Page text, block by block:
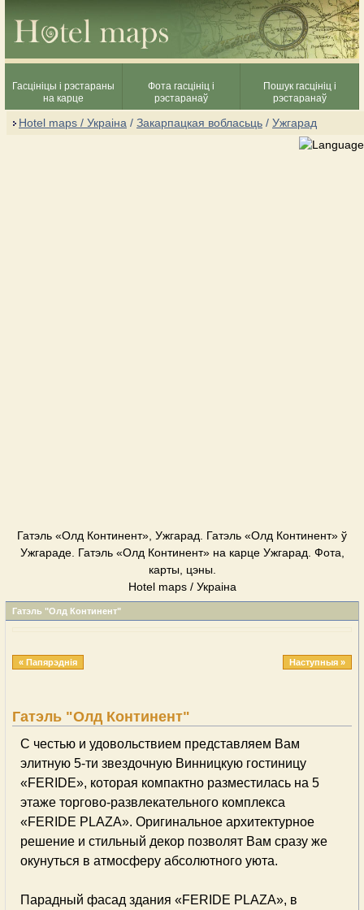
Гасцініцы і рэстараны
на карце
Фота гасцініц і
рэстаранаў
Пошук гасцініц і
рэстаранаў
Hotel maps / Украіна / Закарпацкая вобласьць / Ужгарад
Гатэль «Олд Континент», Ужгарад. Гатэль «Олд Континент» ў
Ужгараде. Гатэль «Олд Континент» на карце Ужгарад. Фота,
карты, цэны.
Hotel maps / Украіна
Гатэль "Олд Континент"
« Папярэднія Наступныя »
Гатэль "Олд Континент"
С честью и удовольствием представляем Вам
элитную 5-ти звездочную Винницкую гостиницу
«FERIDE», которая компактно разместилась на 5
этаже торгово-развлекательного комплекса
«FERIDE PLAZA». Оригинальное архитектурное
решение и стильный декор позволят Вам сразу же
окунуться в атмосферу абсолютного уюта.
Парадный фасад здания «FERIDE PLAZA», в